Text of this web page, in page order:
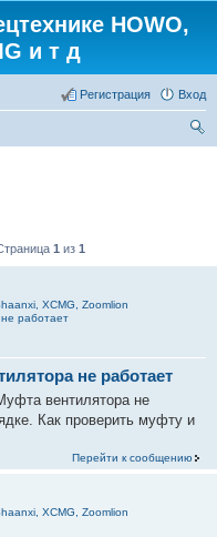
HOWO,
и т д
Вход
Регистрация
1 из 1
XCMG, Zoomlion
работает
не работает
вентилятора не
Как проверить муфту и
Перейти к сообщению
XCMG, Zoomlion